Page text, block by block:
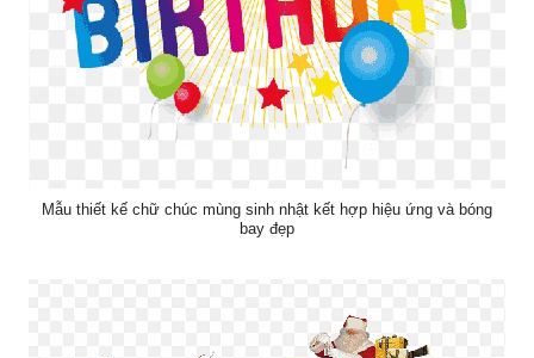
Mẫu thiết kế chữ chúc mùng sinh nhật kết hợp hiệu ứng và bóng
bay đẹp